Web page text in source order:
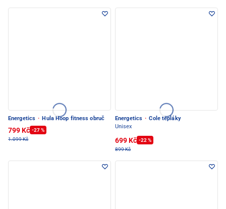
Energetics · Hula Hoop fitness obruč
799 Kč -27 %
1.099 Kč
Energetics · Cole tepláky
Unisex
699 Kč -22 %
899 Kč